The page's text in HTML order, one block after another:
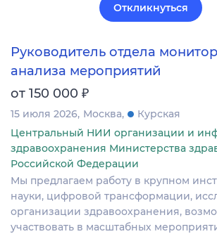
Откликнуться
Руководитель отдела
анализа мероприятий
от 150 000 ₽
15 июля 2026 Москва
Курская
Центральный НИИ организации и
здравоохранения Министерства
Российской Федерации
Мы предлагаем работу в крупном
науки, цифровой трансформации,
организации здравоохранения,
участвовать в масштабных